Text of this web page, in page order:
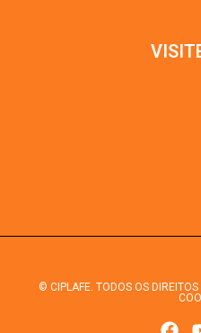
© CIPLAFE. TODOS OS